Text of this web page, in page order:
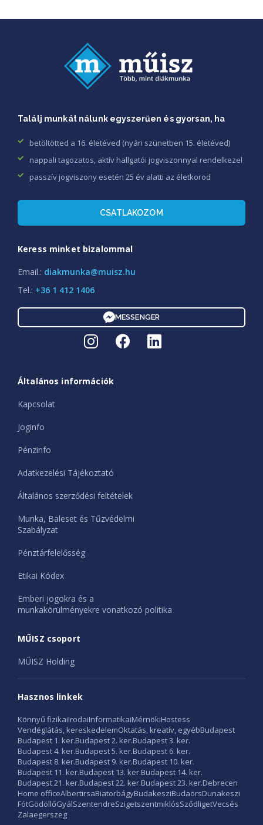
Találj munkát nálunk egyszerűen és gyorsan, ha
betöltötted a 16. életéved (nyári szünetben 15. életéved)
nappali tagozatos, aktív hallgatói jogviszonnyal rendelkezel
passzív jogviszony esetén 25 év alatti az életkorod
CSATLAKOZOM
Keress minket bizalommal
Email.: diakmunka@muisz.hu
Tel.: +36 1 412 1406
MESSENGER
Általános információk
Kapcsolat
Joginfo
Pénzinfo
Adatkezelési Tájékoztató
Általános szerződési feltételek
Munka, Baleset és Tűzvédelmi
Szabályzat
Pénztárfelelősség
Etikai Kódex
Emberi jogokra és a
munkakörülményekre vonatkozó politika
MŰISZ csoport
MŰISZ Holding
Hasznos linkek
Könnyű fizikaiIrodaiInformatikaiMérnökiHostess
Vendéglátás, kereskedelemOktatás, kreatív, egyébBudapest
Budapest 1. ker.Budapest 2. ker.Budapest 3. ker.
Budapest 4. ker.Budapest 5. ker.Budapest 6. ker.
Budapest 8. ker.Budapest 9. ker.Budapest 10. ker.
Budapest 11. ker.Budapest 13. ker.Budapest 14. ker.
Budapest 21. ker.Budapest 22. ker.Budapest 23. ker.Debrecen
Home officeAlbertirsaBiatorbágyBudakesziBudaörsDunakeszi
FótGödöllőGyálSzentendreSzigetszentmiklósSződligetVecsés
Zalaegerszeg